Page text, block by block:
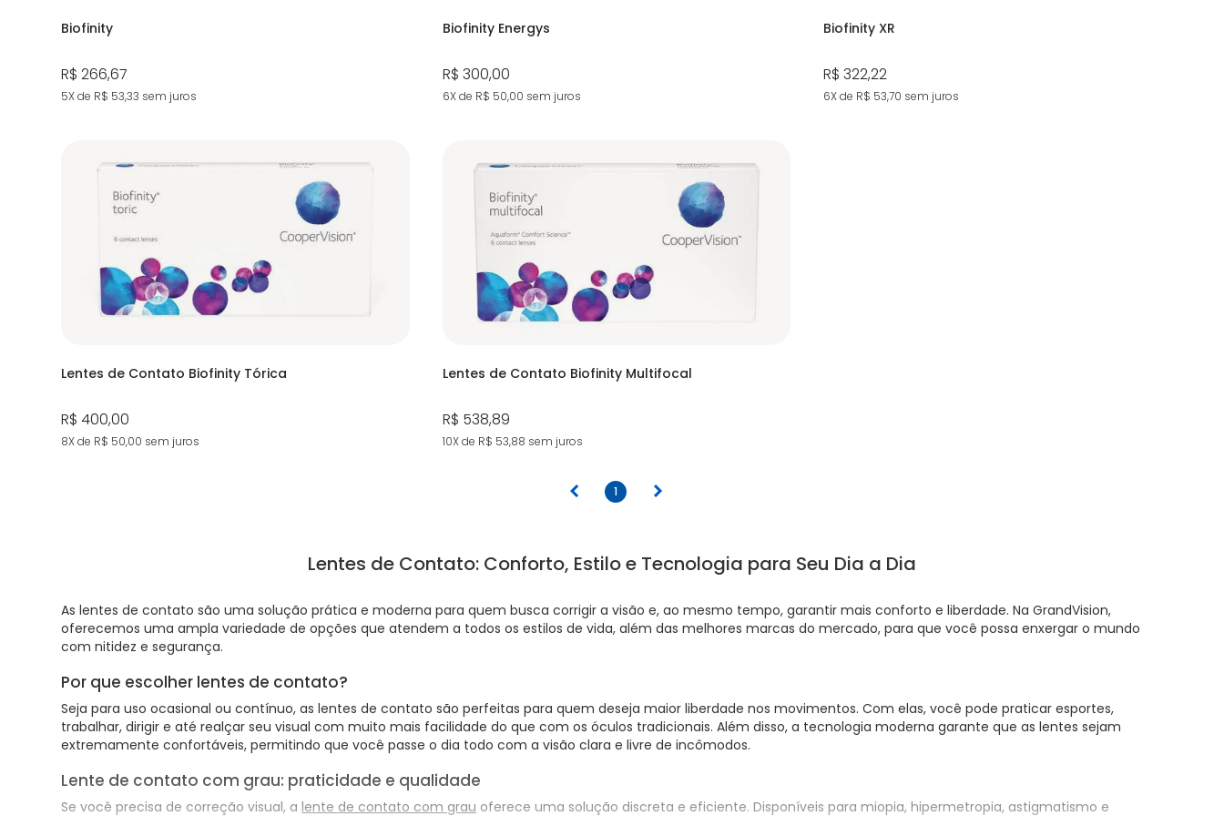
Biofinity
R$ 266,67
5X de R$ 53,33 sem juros
Biofinity Energys
R$ 300,00
6X de R$ 50,00 sem juros
Biofinity XR
R$ 322,22
6X de R$ 53,70 sem juros
Lentes de Contato Biofinity Tórica
R$ 400,00
8X de R$ 50,00 sem juros
Lentes de Contato Biofinity Multifocal
R$ 538,89
10X de R$ 53,88 sem juros
anterior 1 próximo
Lentes de Contato: Conforto, Estilo e Tecnologia para Seu Dia a Dia
As lentes de contato são uma solução prática e moderna para quem busca corrigir a visão e, ao mesmo tempo, garantir mais conforto e liberdade. Na GrandVision,
oferecemos uma ampla variedade de opções que atendem a todos os estilos de vida, além das melhores marcas do mercado, para que você possa enxergar o mundo
com nitidez e segurança.
Por que escolher lentes de contato?
Seja para uso ocasional ou contínuo, as lentes de contato são perfeitas para quem deseja maior liberdade nos movimentos. Com elas, você pode praticar esportes,
trabalhar, dirigir e até realçar seu visual com muito mais facilidade do que com os óculos tradicionais. Além disso, a tecnologia moderna garante que as lentes sejam
extremamente confortáveis, permitindo que você passe o dia todo com a visão clara e livre de incômodos.
Lente de contato com grau: praticidade e qualidade
Se você precisa de correção visual, alente de contato com grau oferece uma solução discreta e eficiente. Disponíveis para miopia, hipermetropia, astigmatismo e